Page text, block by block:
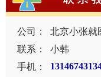
公司：
北京小张就
联系：
小韩
手机：